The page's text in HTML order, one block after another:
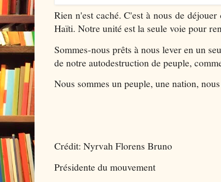
Rien n'est caché. C'est à nous de
Haïti. Notre unité est la seule voie pour
Sommes-nous prêts à nous lever en un
de notre autodestruction de peuple,
Nous sommes un peuple, une nation,
Crédit: Nyrvah Florens Bruno
Présidente du mouvement